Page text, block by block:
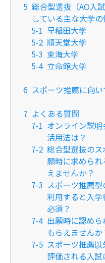
5 総合型選抜（AO入
している主な大学
5-1 早稲田大学
5-2 順天堂大学
5-3 東海大学
5-4 立命館大学
6 スポーツ推薦に向
7 よくある質問
7-1 オンライン説
活用法は？
7-2 総合型選抜の
願時に求めら
えませんか？
7-3 スポーツ推薦
利用すると入
必須？
7-4 出願時に認め
もらえませんか
7-5 スポーツ推薦
評価される入